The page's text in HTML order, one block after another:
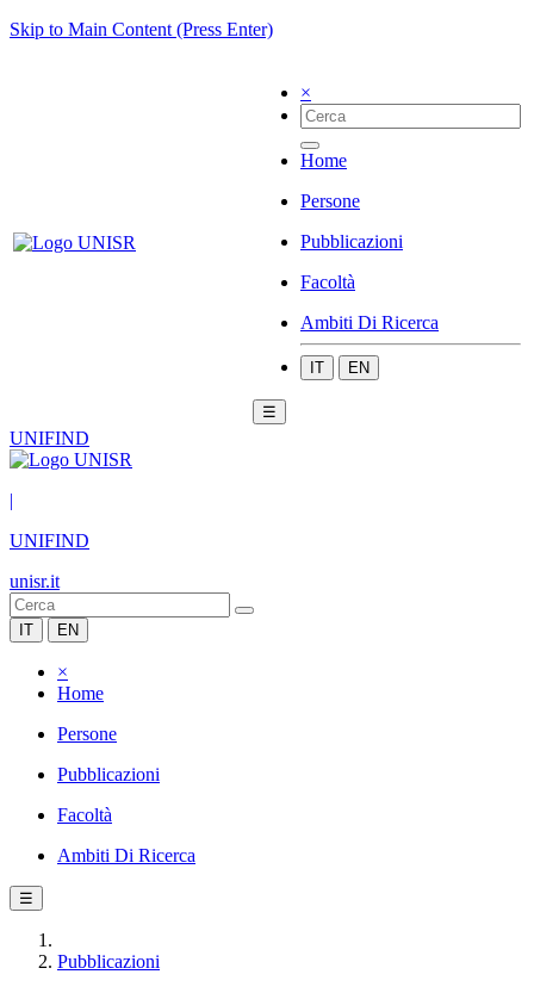
Skip to Main Content (Press Enter)
×
Home
Persone
Pubblicazioni
Facoltà
Ambiti Di Ricerca
IT EN
☰
UNIFIND
|
UNIFIND
unisr.it
IT EN
×
Home
Persone
Pubblicazioni
Facoltà
Ambiti Di Ricerca
☰
Pubblicazioni